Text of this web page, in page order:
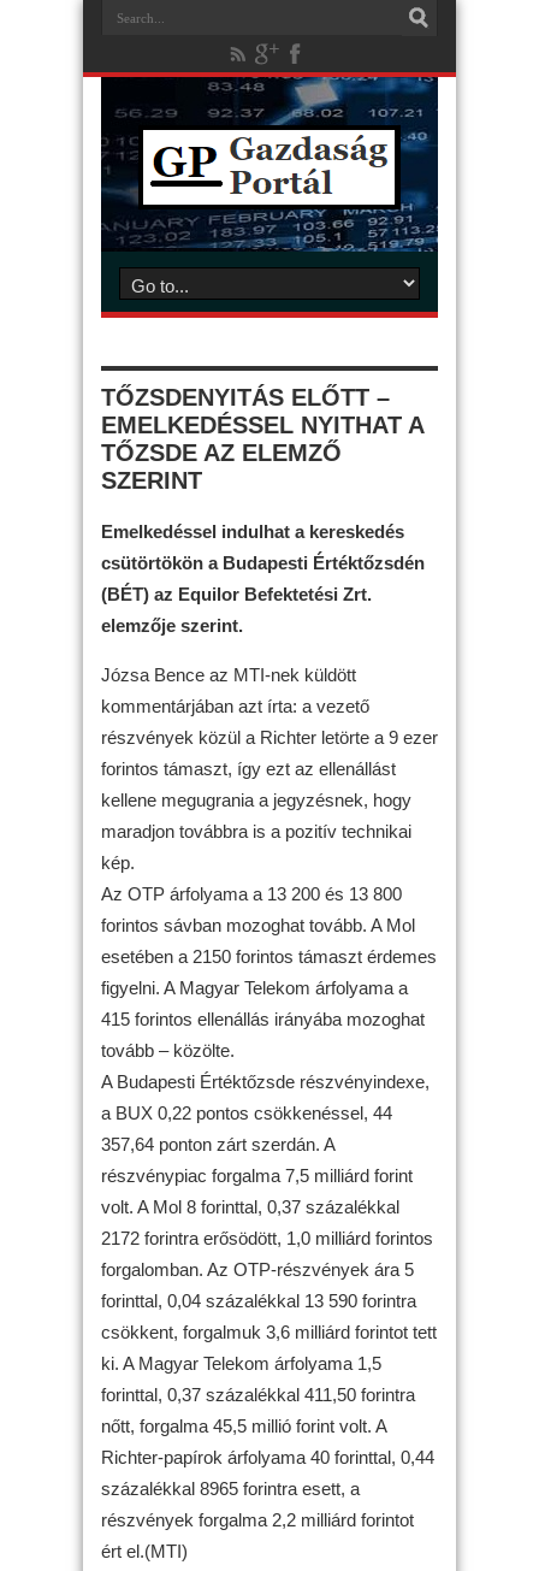
TŐZSDENYITÁS ELŐTT –
EMELKEDÉSSEL NYITHAT A
TŐZSDE AZ ELEMZŐ
SZERINT
Emelkedéssel indulhat a kereskedés
csütörtökön a Budapesti Értéktőzsdén
(BÉT) az Equilor Befektetési Zrt.
elemzője szerint.
Józsa Bence az MTI-nek küldött
kommentárjában azt írta: a vezető
részvények közül a Richter letörte a 9 ezer
forintos támaszt, így ezt az ellenállást
kellene megugrania a jegyzésnek, hogy
maradjon továbbra is a pozitív technikai
kép.
Az OTP árfolyama a 13 200 és 13 800
forintos sávban mozoghat tovább. A Mol
esetében a 2150 forintos támaszt érdemes
figyelni. A Magyar Telekom árfolyama a
415 forintos ellenállás irányába mozoghat
tovább – közölte.
A Budapesti Értéktőzsde részvényindexe,
a BUX 0,22 pontos csökkenéssel, 44
357,64 ponton zárt szerdán. A
részvénypiac forgalma 7,5 milliárd forint
volt. A Mol 8 forinttal, 0,37 százalékkal
2172 forintra erősödött, 1,0 milliárd forintos
forgalomban. Az OTP-részvények ára 5
forinttal, 0,04 százalékkal 13 590 forintra
csökkent, forgalmuk 3,6 milliárd forintot tett
ki. A Magyar Telekom árfolyama 1,5
forinttal, 0,37 százalékkal 411,50 forintra
nőtt, forgalma 45,5 millió forint volt. A
Richter-papírok árfolyama 40 forinttal, 0,44
százalékkal 8965 forintra esett, a
részvények forgalma 2,2 milliárd forintot
ért el.(MTI)